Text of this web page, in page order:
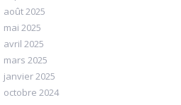
août 2025
mai 2025
avril 2025
mars 2025
janvier 2025
octobre 2024